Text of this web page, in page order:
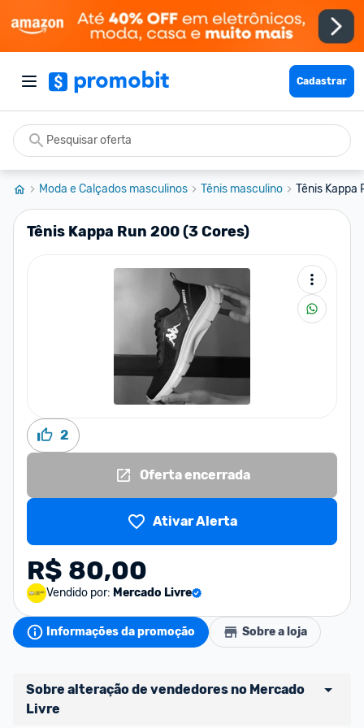
Cadastrar
Moda e Calçados masculinos Tênis masculino Tênis Kappa
Tênis Kappa Run 200 (3 Cores)
2
Oferta encerrada
Ativar Alerta
R$ 80,00
Vendido por: Mercado Livre
Informações da promoção Sobre a loja
Sobre alteração de vendedores no Mercado
Livre